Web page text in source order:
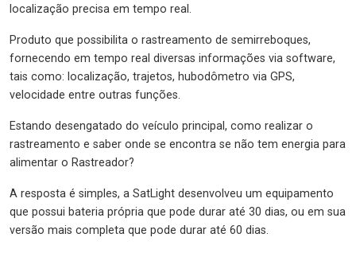
localização precisa em tempo real.
Produto que possibilita o rastreamento de semirreboques,
fornecendo em tempo real diversas informações via software,
tais como: localização, trajetos, hubodômetro via GPS,
velocidade entre outras funções.
Estando desengatado do veículo principal, como realizar o
rastreamento e saber onde se encontra se não tem energia para
alimentar o Rastreador?
A resposta é simples, a SatLight desenvolveu um equipamento
que possui bateria própria que pode durar até 30 dias, ou em sua
versão mais completa que pode durar até 60 dias.